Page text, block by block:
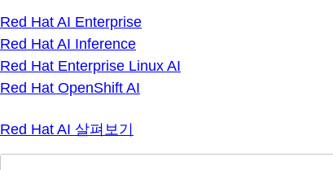
Red Hat AI Enterprise
Red Hat AI Inference
Red Hat Enterprise Linux AI
Red Hat OpenShift AI
Red Hat AI 살펴보기